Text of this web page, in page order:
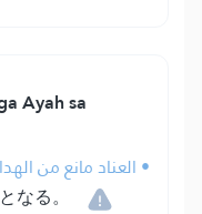
Ayah sa
• العناد مانع من
る。